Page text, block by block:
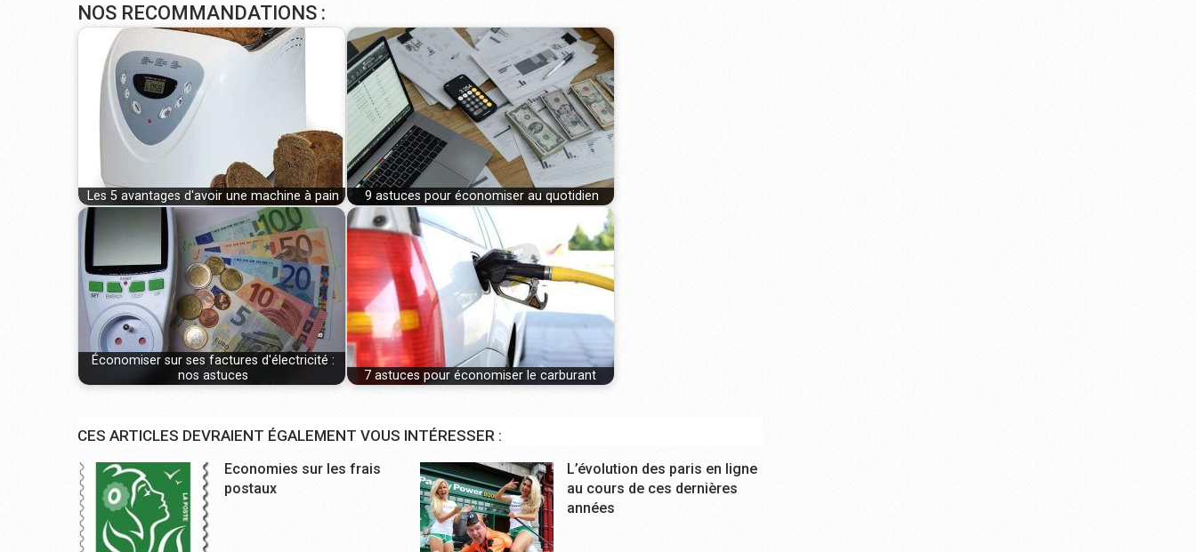
NOS RECOMMANDATIONS :
Les 5 avantages d'avoir une machine à pain 9 astuces pour économiser au quotidien
Économiser sur ses factures d'électricité :
nos astuces
7 astuces pour économiser le carburant
CES ARTICLES DEVRAIENT ÉGALEMENT VOUS INTÉRESSER :
Economies sur les frais
postaux
L’évolution des paris en ligne
au cours de ces dernières
années